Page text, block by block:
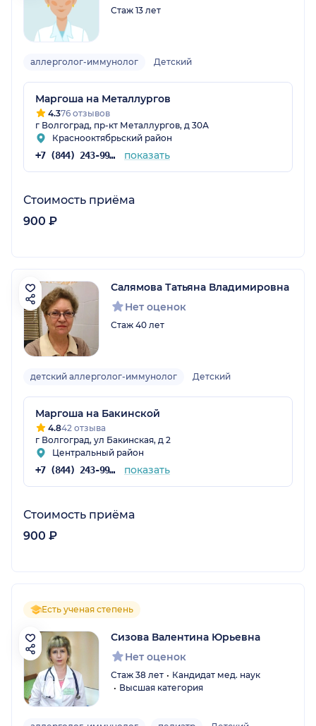
Стаж 13 лет
аллерголог-иммунолог Детский
Маргоша на Металлургов
4.376 отзывов
г Волгоград, пр-кт Металлургов, д 30А
Краснооктябрьский район
+7 (844) 243-99-88 показать
Стоимость приёма
900 ₽
Салямова Татьяна Владимировна
Нет оценок
Стаж 40 лет
детский аллерголог-иммунолог Детский
Маргоша на Бакинской
4.842 отзыва
г Волгоград, ул Бакинская, д 2
Центральный район
+7 (844) 243-99-88 показать
Стоимость приёма
900 ₽
Есть ученая степень
Сизова Валентина Юрьевна
Нет оценок
Стаж 38 лет
Кандидат мед. наук
Высшая категория